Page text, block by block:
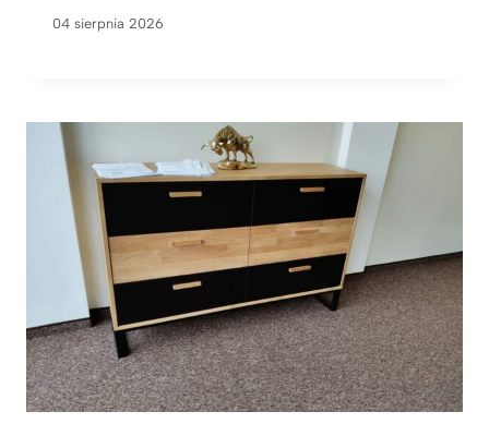
04 sierpnia 2026